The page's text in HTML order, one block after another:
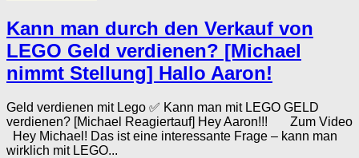
Kann man durch den Verkauf von
LEGO Geld verdienen? [Michael
nimmt Stellung] Hallo Aaron!
Geld verdienen mit Lego ✅ Kann man mit LEGO GELD
verdienen? [Michael Reagiertauf] Hey Aaron!!! Zum Video
Hey Michael! Das ist eine interessante Frage – kann man
wirklich mit LEGO...